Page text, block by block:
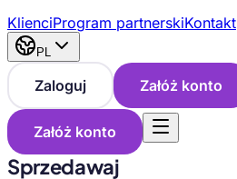
KlienciProgram partnerskiKontakt
PL
Zaloguj Załóż konto
Załóż konto
Sprzedawaj